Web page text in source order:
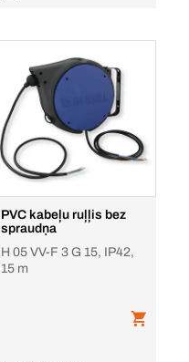
PVC kabeļu ruļļis bez
spraudņa
H 05 VV-F 3 G 15, IP42,
15 m